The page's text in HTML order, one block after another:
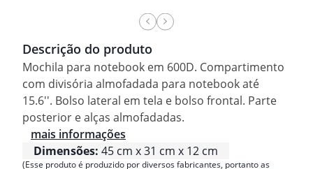
Descrição do produto
Mochila para notebook em 600D. Compartimento
com divisória almofadada para notebook até
15.6''. Bolso lateral em tela e bolso frontal. Parte
posterior e alças almofadadas.
mais informações
Dimensões: 45 cm x 31 cm x 12 cm
(Esse produto é produzido por diversos fabricantes, portanto as